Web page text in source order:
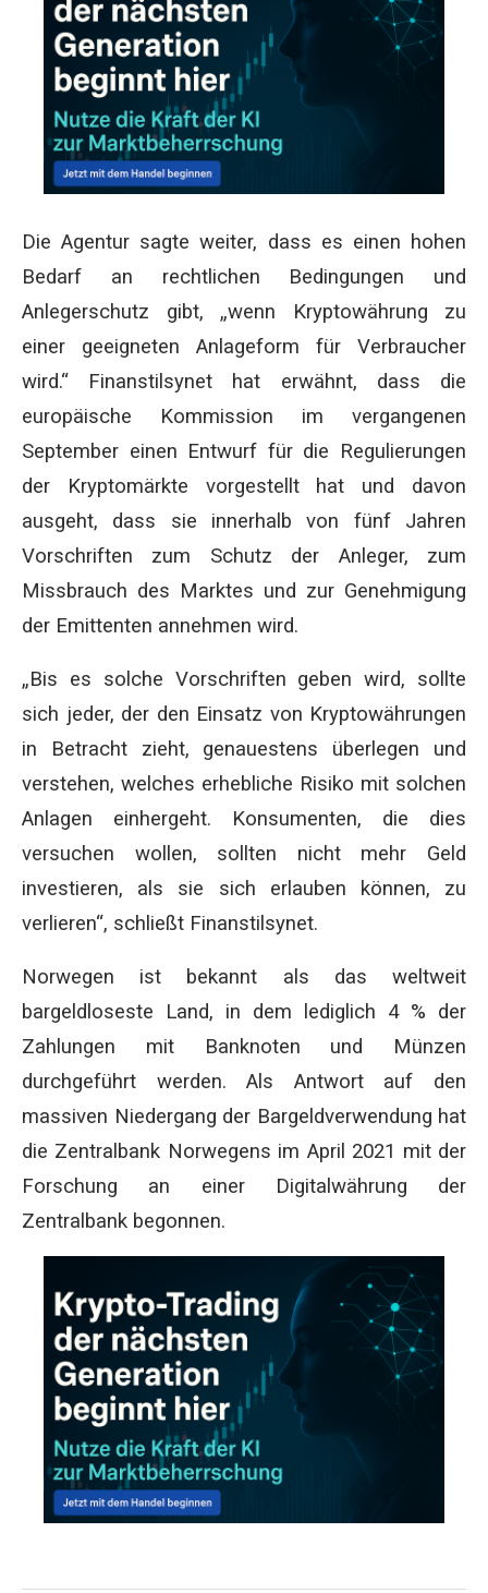
Die Agentur sagte weiter, dass es einen hohen
Bedarf an rechtlichen Bedingungen und
Anlegerschutz gibt, „wenn Kryptowährung zu
einer geeigneten Anlageform für Verbraucher
wird.“ Finanstilsynet hat erwähnt, dass die
europäische Kommission im vergangenen
September einen Entwurf für die Regulierungen
der Kryptomärkte vorgestellt hat und davon
ausgeht, dass sie innerhalb von fünf Jahren
Vorschriften zum Schutz der Anleger, zum
Missbrauch des Marktes und zur Genehmigung
der Emittenten annehmen wird.
„Bis es solche Vorschriften geben wird, sollte
sich jeder, der den Einsatz von Kryptowährungen
in Betracht zieht, genauestens überlegen und
verstehen, welches erhebliche Risiko mit solchen
Anlagen einhergeht. Konsumenten, die dies
versuchen wollen, sollten nicht mehr Geld
investieren, als sie sich erlauben können, zu
verlieren“, schließt Finanstilsynet.
Norwegen ist bekannt als das weltweit
bargeldloseste Land, in dem lediglich 4 % der
Zahlungen mit Banknoten und Münzen
durchgeführt werden. Als Antwort auf den
massiven Niedergang der Bargeldverwendung hat
die Zentralbank Norwegens im April 2021 mit der
Forschung an einer Digitalwährung der
Zentralbank begonnen.